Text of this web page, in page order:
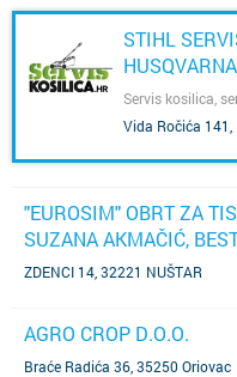
STIHL
Servis kosilica,
servis pumpi za
Vida Ročića
"EUROSIM" OBRT ZA
SUZANA AKMAČIĆ,
ZDENCI 14, 32221 NUŠTAR
AGRO CROP D.O.O.
Braće Radića 36, 35250 Oriovac